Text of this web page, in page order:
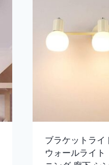
ブラケットライ
ウォールライト